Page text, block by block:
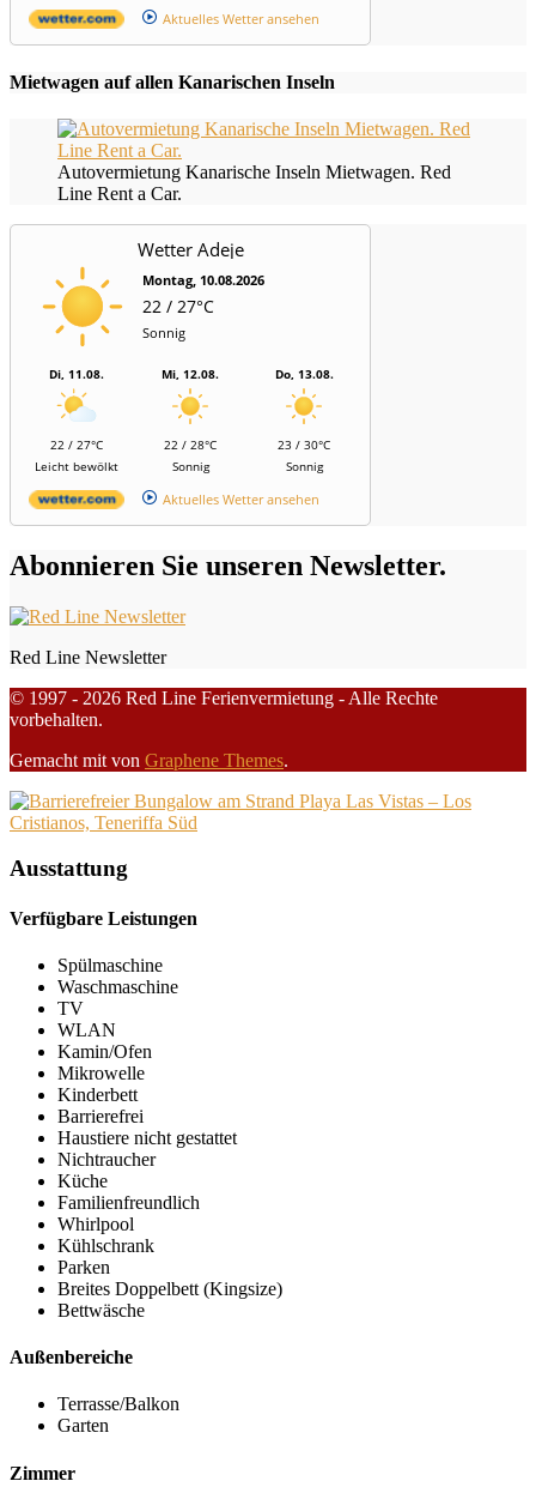
Aktuelles Wetter ansehen
Mietwagen auf allen Kanarischen Inseln
Autovermietung Kanarische Inseln Mietwagen. Red
Line Rent a Car.
Wetter Adeje
Montag, 10.08.2026
22 / 27°C
Sonnig
Di, 11.08.
22 / 27°C
Leicht bewölkt
Mi, 12.08.
22 / 28°C
Sonnig
Do, 13.08.
23 / 30°C
Sonnig
Aktuelles Wetter ansehen
Abonnieren Sie unseren Newsletter.
Red Line Newsletter
© 1997 - 2026 Red Line Ferienvermietung - Alle Rechte
vorbehalten.
Gemacht mit von Graphene Themes.
Ausstattung
Verfügbare Leistungen
Spülmaschine
Waschmaschine
TV
WLAN
Kamin/Ofen
Mikrowelle
Kinderbett
Barrierefrei
Haustiere nicht gestattet
Nichtraucher
Küche
Familienfreundlich
Whirlpool
Kühlschrank
Parken
Breites Doppelbett (Kingsize)
Bettwäsche
Außenbereiche
Terrasse/Balkon
Garten
Zimmer